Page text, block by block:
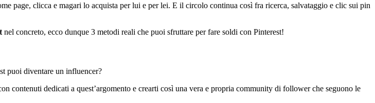
page, clicca e magari lo acquista per lui e per lei. E il circolo continua così fra ricerca, salvataggio e clic sui pin
nel concreto, ecco dunque 3 metodi reali che puoi sfruttare per fare soldi con Pinterest!
puoi diventare un influencer?
contenuti dedicati a quest’argomento e crearti così una vera e propria community di follower che seguono le